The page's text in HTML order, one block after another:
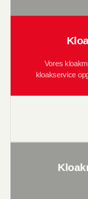
Vores
kloakservice